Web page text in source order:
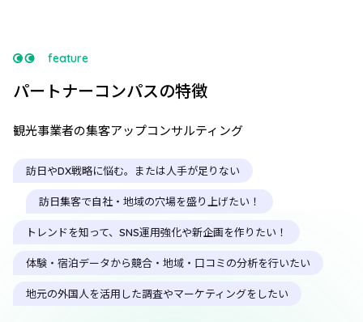
feature
パートナーコンパスの特徴
観光事業者の集客アップコンサルティング
訪日やDX戦略に悩む。または人手が足りない
訪日集客で自社・地域の穴場を盛り上げたい！
トレンドを知って、SNS運用強化や新企画を作りたい！
体験・宿泊データから競合・地域・口コミの分析を行いたい
地元の外国人を活用した調査やマーケティングをしたい